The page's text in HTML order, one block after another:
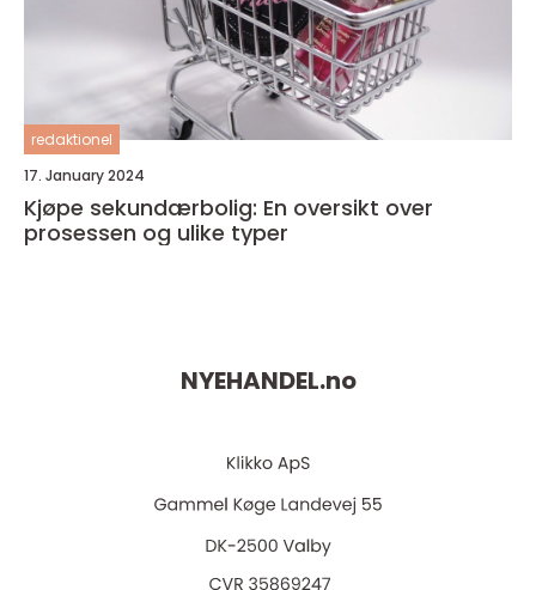
redaktionel
17. January 2024
Kjøpe sekundærbolig: En oversikt over
prosessen og ulike typer
NYEHANDEL.no